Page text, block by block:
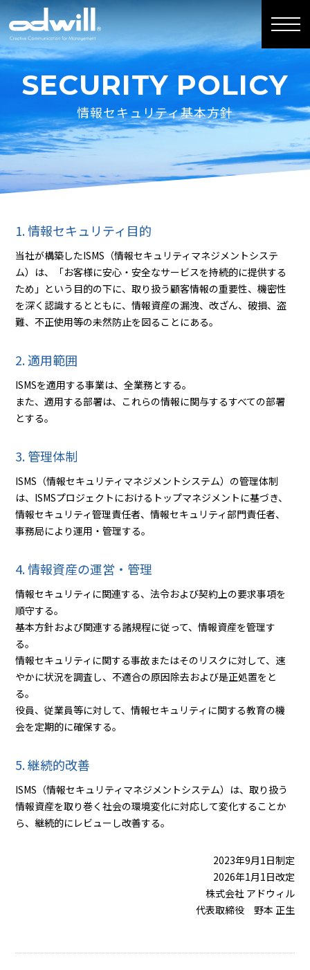
SECURITY POLICY
情報セキュリティ基本方針
1. 情報セキュリティ目的
当社が構築したISMS（情報セキュリティマネジメントシステ
ム）は、「お客様に安心・安全なサービスを持続的に提供する
ため」という目的の下に、取り扱う顧客情報の重要性、機密性
を深く認識するとともに、情報資産の漏洩、改ざん、破損、盗
難、不正使用等の未然防止を図ることにある。
2. 適用範囲
ISMSを適用する事業は、全業務とする。
また、適用する部署は、これらの情報に関与するすべての部署
とする。
3. 管理体制
ISMS（情報セキュリティマネジメントシステム）の管理体制
は、ISMSプロジェクトにおけるトップマネジメントに基づき、
情報セキュリティ管理責任者、情報セキュリティ部門責任者、
事務局により運用・管理する。
4. 情報資産の運営・管理
情報セキュリティに関連する、法令および契約上の要求事項を
順守する。
基本方針および関連する諸規程に従って、情報資産を管理す
る。
情報セキュリティに関する事故またはそのリスクに対して、速
やかに状況を調査し、不適合の原因除去および是正処置をと
る。
役員、従業員等に対して、情報セキュリティに関する教育の機
会を定期的に確保する。
5. 継続的改善
ISMS（情報セキュリティマネジメントシステム）は、取り扱う
情報資産を取り巻く社会の環境変化に対応して変化することか
ら、継続的にレビューし改善する。
2023年9月1日制定
2026年1月1日改定
株式会社 アドウィル
代表取締役 野本 正生